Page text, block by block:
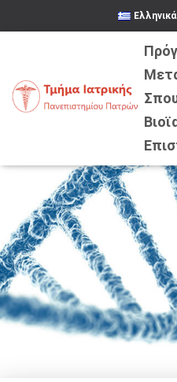
Ελληνικά